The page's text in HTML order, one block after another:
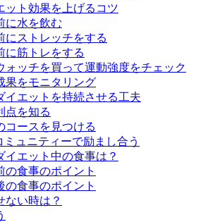
ット効果を上げるコツ
に水を飲む
にストレッチをする
に筋トレをする
ォッチを買って運動強度をチェック
果をモニタリング
イエットを持続させる工夫
点を知る
コースを見つける
ミュニティーで励まし合う
イエット中の食事は？
の食事のポイント
の食事のポイント
ない時は？